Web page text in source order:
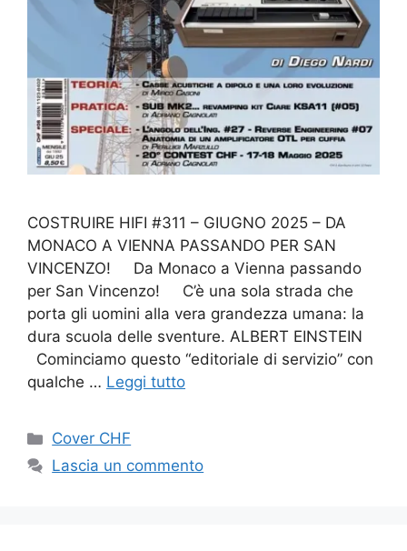
COSTRUIRE HIFI #311 – GIUGNO 2025 – DA
MONACO A VIENNA PASSANDO PER SAN
VINCENZO! Da Monaco a Vienna passando
per San Vincenzo! C’è una sola strada che
porta gli uomini alla vera grandezza umana: la
dura scuola delle sventure. ALBERT EINSTEIN
Cominciamo questo “editoriale di servizio” con
qualche … Leggi tutto
Categorie
Cover CHF
Lascia un commento